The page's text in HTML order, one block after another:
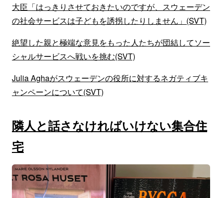
大臣「はっきりさせておきたいのですが、スウェーデン
の社会サービスは子どもを誘拐したりしません」(SVT)
絶望した親と極端な意見をもった人たちが団結してソー
シャルサービスへ戦いを挑む(SVT)
Julia Aghaがスウェーデンの役所に対するネガティブキ
ャンペーンについて(SVT)
隣人と話さなければいけない集合住
宅